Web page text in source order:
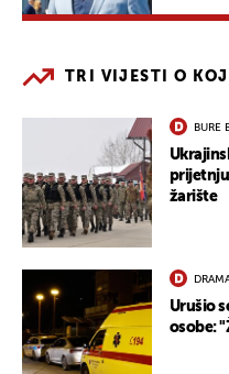
TRI VIJESTI O
BURE
žarište
Urušio
osobe: